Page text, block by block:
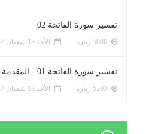
تفسير سورة الفاتحة 02
الأحد 13 شعبان 1447ﻫ 1-2-2026م
تفسير سورة الفاتحة 01 - المقدمة
الأحد 13 شعبان 1447ﻫ 1-2-2026م